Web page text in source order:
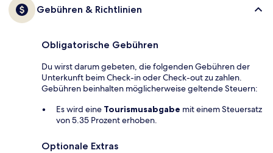
Gebühren & Richtlinien
Obligatorische Gebühren
Du wirst darum gebeten, die folgenden Gebühren der
Unterkunft beim Check-in oder Check-out zu zahlen.
Gebühren beinhalten möglicherweise geltende Steuern:
Es wird eine Tourismusabgabe mit einem Steuersatz
von 5.35 Prozent erhoben.
Optionale Extras